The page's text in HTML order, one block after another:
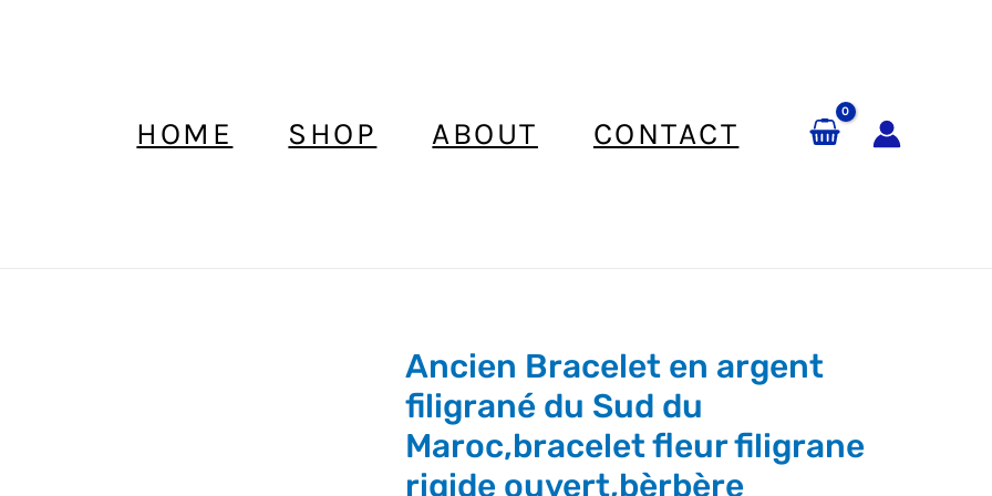
HOME SHOP ABOUT CONTACT
Ancien Bracelet en argent
filigrané du Sud du
Maroc,bracelet fleur filigrane
rigide ouvert,bèrbère
Ancien
Bracelet
en
argent
filigrané